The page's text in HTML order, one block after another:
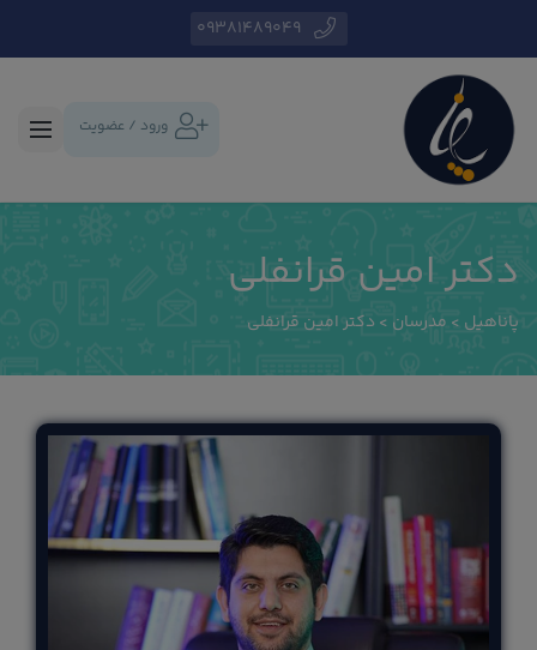
09381489049
ورود / عضویت
دکتر امین قرانفلی
پاناهیل > مدرسان > دکتر امین قرانفلی